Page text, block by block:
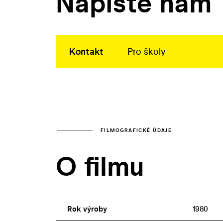
Kontakt Pro školy
FILMOGRAFICKÉ ÚDAJE
O filmu
Rok výroby 1980